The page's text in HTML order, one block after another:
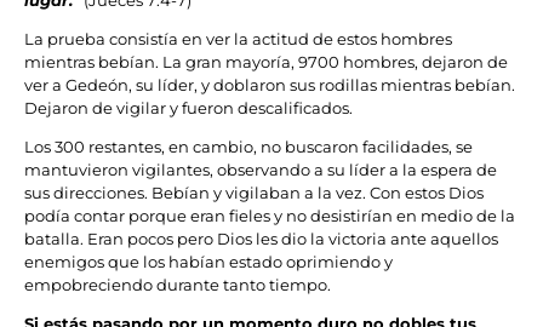
La prueba consistía en ver la actitud de estos hombres
mientras bebían. La gran mayoría, 9700 hombres, dejaron de
ver a Gedeón, su líder, y doblaron sus rodillas mientras bebían.
Dejaron de vigilar y fueron descalificados.
Los 300 restantes, en cambio, no buscaron facilidades, se
mantuvieron vigilantes, observando a su líder a la espera de
sus direcciones. Bebían y vigilaban a la vez. Con estos Dios
podía contar porque eran fieles y no desistirían en medio de la
batalla. Eran pocos pero Dios les dio la victoria ante aquellos
enemigos que los habían estado oprimiendo y
empobreciendo durante tanto tiempo.